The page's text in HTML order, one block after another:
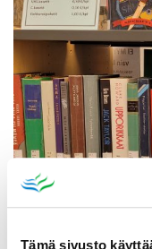
Tämä sivusto